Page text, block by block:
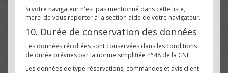
Si votre navigateur n'est pas mentionné dans cette liste,
merci de vous reporter à la section aide de votre navigateur.
10. Durée de conservation des données
Les données récoltées sont conservées dans les conditions
de durée prévues par la norme simplifiée n°48 de la CNIL.
Les données de type réservations, commandes et avis client